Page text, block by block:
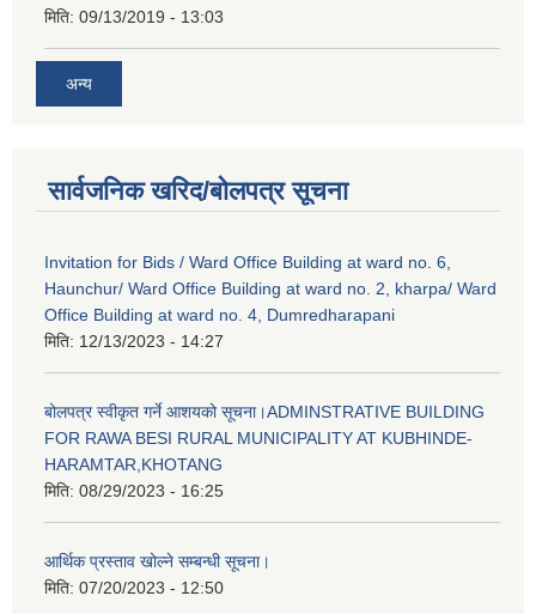
मिति: 09/13/2019 - 13:03
अन्य
सार्वजनिक खरिद/बोलपत्र सूचना
Invitation for Bids / Ward Office Building at ward no. 6,
Haunchur/ Ward Office Building at ward no. 2, kharpa/ Ward
Office Building at ward no. 4, Dumredharapani
मिति: 12/13/2023 - 14:27
बोलपत्र स्वीकृत गर्ने आशयको सूचना।ADMINSTRATIVE BUILDING
FOR RAWA BESI RURAL MUNICIPALITY AT KUBHINDE-
HARAMTAR,KHOTANG
मिति: 08/29/2023 - 16:25
आर्थिक प्रस्ताव खोल्ने सम्बन्धी सूचना।
मिति: 07/20/2023 - 12:50